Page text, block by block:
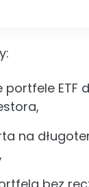
ETF
na